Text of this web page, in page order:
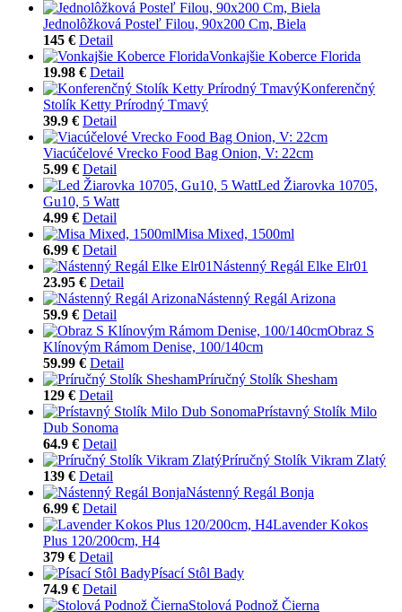
Jednolôžková Posteľ Filou, 90x200 Cm, Biela
145 € Detail
Vonkajšie Koberce Florida
19.98 € Detail
Konferenčný
Stolík Ketty Prírodný Tmavý
39.9 € Detail
Viacúčelové Vrecko Food Bag Onion, V: 22cm
5.99 € Detail
Led Žiarovka 10705,
Gu10, 5 Watt
4.99 € Detail
Misa Mixed, 1500ml
6.99 € Detail
Nástenný Regál Elke Elr01
23.95 € Detail
Nástenný Regál Arizona
59.9 € Detail
Obraz S
Klínovým Rámom Denise, 100/140cm
59.99 € Detail
Príručný Stolík Shesham
129 € Detail
Prístavný Stolík Milo
Dub Sonoma
64.9 € Detail
Príručný Stolík Vikram Zlatý
139 € Detail
Nástenný Regál Bonja
6.99 € Detail
Lavender Kokos
Plus 120/200cm, H4
379 € Detail
Písací Stôl Bady
74.9 € Detail
Stolová Podnož Čierna